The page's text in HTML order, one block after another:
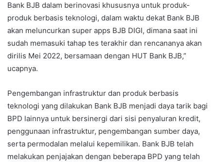
Bank BJB dalam berinovasi khususnya untuk produk-
produk berbasis teknologi, dalam waktu dekat Bank BJB
akan meluncurkan super apps BJB DIGI, dimana saat ini
sudah memasuki tahap tes terakhir dan rencananya akan
dirilis Mei 2022, bersamaan dengan HUT Bank BJB,”
ucapnya.
Pengembangan infrastruktur dan produk berbasis
teknologi yang dilakukan Bank BJB menjadi daya tarik bagi
BPD lainnya untuk bersinergi dari sisi penyaluran kredit,
penggunaan infrastruktur, pengembangan sumber daya,
serta permodalan melalui kepemilikan. Bank BJB telah
melakukan penjajakan dengan beberapa BPD yang telah